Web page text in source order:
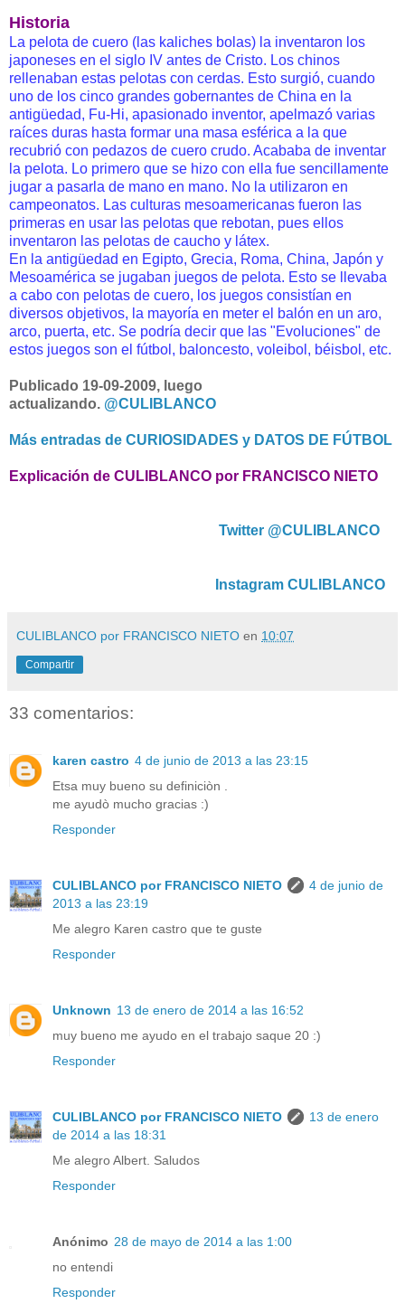
Historia
La pelota de cuero (las kaliches bolas) la inventaron los
japoneses en el siglo IV antes de Cristo. Los chinos
rellenaban estas pelotas con cerdas. Esto surgió, cuando
uno de los cinco grandes gobernantes de China en la
antigüedad, Fu-Hi, apasionado inventor, apelmazó varias
raíces duras hasta formar una masa esférica a la que
recubrió con pedazos de cuero crudo. Acababa de inventar
la pelota. Lo primero que se hizo con ella fue sencillamente
jugar a pasarla de mano en mano. No la utilizaron en
campeonatos. Las culturas mesoamericanas fueron las
primeras en usar las pelotas que rebotan, pues ellos
inventaron las pelotas de caucho y látex.
En la antigüedad en Egipto, Grecia, Roma, China, Japón y
Mesoamérica se jugaban juegos de pelota. Esto se llevaba
a cabo con pelotas de cuero, los juegos consistían en
diversos objetivos, la mayoría en meter el balón en un aro,
arco, puerta, etc. Se podría decir que las "Evoluciones" de
estos juegos son el fútbol, baloncesto, voleibol, béisbol, etc.
Publicado 19-09-2009, luego
actualizando. @CULIBLANCO
Más entradas de CURIOSIDADES y DATOS DE FÚTBOL
Explicación de CULIBLANCO por FRANCISCO NIETO
Twitter @CULIBLANCO
Instagram CULIBLANCO
CULIBLANCO por FRANCISCO NIETO en 10:07
Compartir
33 comentarios:
karen castro 4 de junio de 2013 a las 23:15
Etsa muy bueno su definiciòn .
me ayudò mucho gracias :)
Responder
CULIBLANCO por FRANCISCO NIETO
4 de junio de
2013 a las 23:19
Me alegro Karen castro que te guste
Responder
Unknown 13 de enero de 2014 a las 16:52
muy bueno me ayudo en el trabajo saque 20 :)
Responder
CULIBLANCO por FRANCISCO NIETO
13 de enero
de 2014 a las 18:31
Me alegro Albert. Saludos
Responder
Anónimo 28 de mayo de 2014 a las 1:00
no entendi
Responder